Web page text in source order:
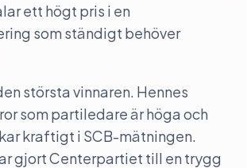
ett högt pris i en
som ständigt behöver
största vinnaren. Hennes
som partiledare är höga och
kraftigt i SCB-mätningen.
gjort Centerpartiet till en trygg